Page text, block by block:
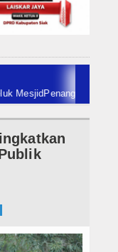
Penanggulangan